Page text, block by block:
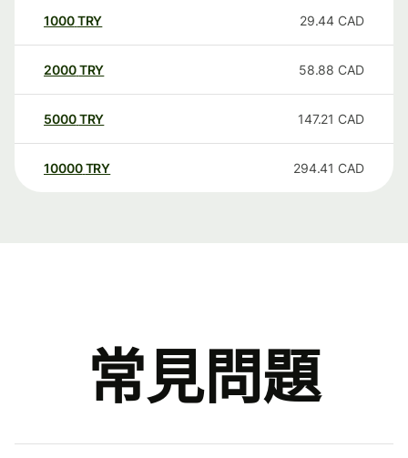
1000TRY 29.44 CAD
2000TRY 58.88 CAD
5000TRY 147.21 CAD
10000 TRY 294.41 CAD
常見問題